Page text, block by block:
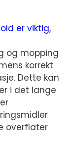
er viktig,
og mopping
korrekt
Dette kan
i det lange
overflater